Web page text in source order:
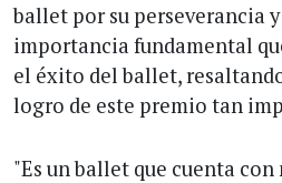
ballet por su perseverancia
importancia fundamental
el éxito del ballet,
logro de este premio tan
"Es un ballet que cuenta